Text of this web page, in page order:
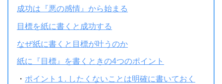
成功は『悪の感情』から始まる
目標を紙に書くと成功する
なぜ紙に書くと目標が叶うのか
紙に『目標』を書くときの4つのポイント
・ ポイント１. したくないことは明確に書いておく